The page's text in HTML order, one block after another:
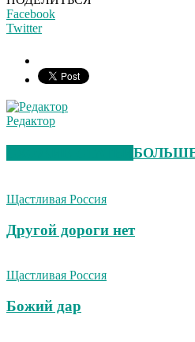
Facebook
Twitter
Редактор
Щастливая Россия
Другой дороги нет
Щастливая Россия
Божий дар